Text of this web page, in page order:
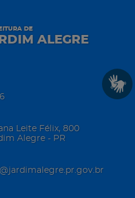
DE
ALEGRE
Leite Félix, 800
Alegre - PR